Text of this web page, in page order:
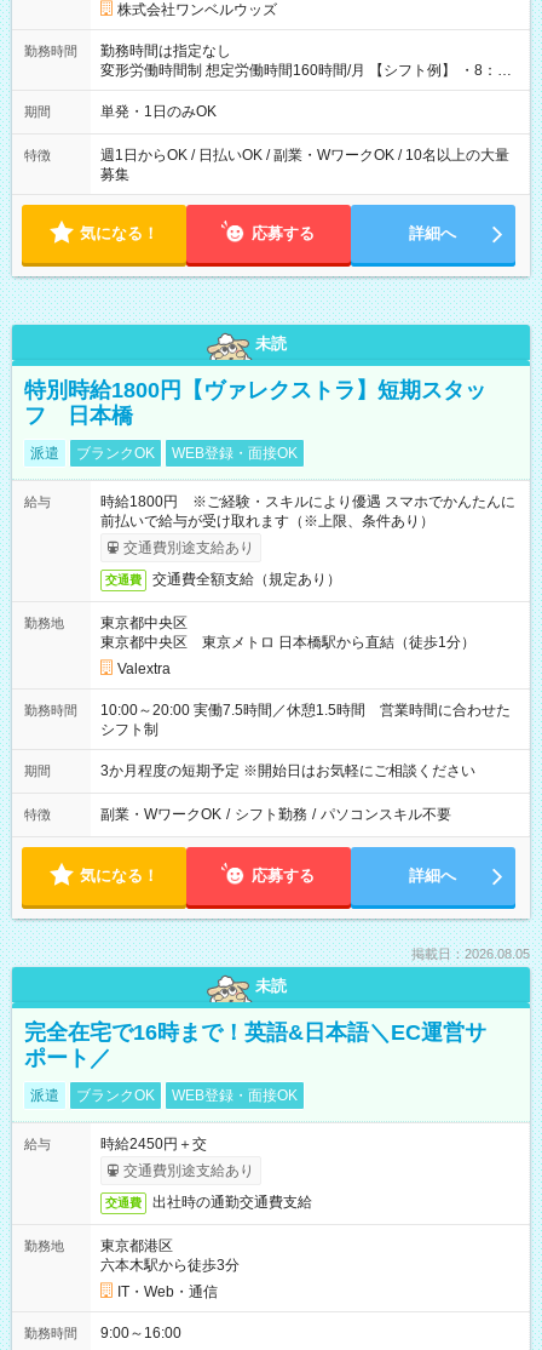
株式会社ワンベルウッズ
勤務時間
勤務時間は指定なし
変形労働時間制 想定労働時間160時間/月 【シフト例】 ・8：00
～21：00
期間 単発・1日のみOK
特徴
週1日からOK / 日払いOK / 副業・WワークOK / 10名以上の大量
募集
気になる！ 応募する 詳細へ
未読
特別時給1800円【ヴァレクストラ】短期スタッ
フ 日本橋
派遣 ブランクOK WEB登録・面接OK
給与
時給1800円 ※ご経験・スキルにより優遇 スマホでかんたんに
前払いで給与が受け取れます（※上限、条件あり）
交通費別途支給あり
交通費 交通費全額支給（規定あり）
勤務地
東京都中央区
東京都中央区 東京メトロ 日本橋駅から直結（徒歩1分）
Valextra
勤務時間
10:00～20:00 実働7.5時間／休憩1.5時間 営業時間に合わせた
シフト制
期間 3か月程度の短期予定 ※開始日はお気軽にご相談ください
特徴 副業・WワークOK / シフト勤務 / パソコンスキル不要
気になる！ 応募する 詳細へ
掲載日：2026.08.05
未読
完全在宅で16時まで！英語&日本語＼EC運営サ
ポート／
派遣 ブランクOK WEB登録・面接OK
給与
時給2450円＋交
交通費別途支給あり
交通費 出社時の通勤交通費支給
勤務地
東京都港区
六本木駅から徒歩3分
IT・Web・通信
勤務時間 9:00～16:00